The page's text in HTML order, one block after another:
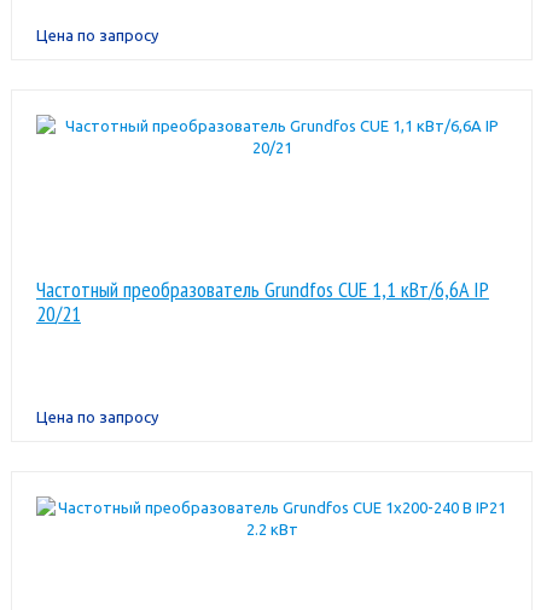
Цена по запросу
Частотный преобразователь Grundfos CUE 1,1 кВт/6,6A IP
20/21
Цена по запросу